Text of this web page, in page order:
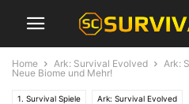
Home Ark: Survival Evolved
Ark:
Neue Biome und Mehr!
1. Survival Spiele Ark: Survival Evolved